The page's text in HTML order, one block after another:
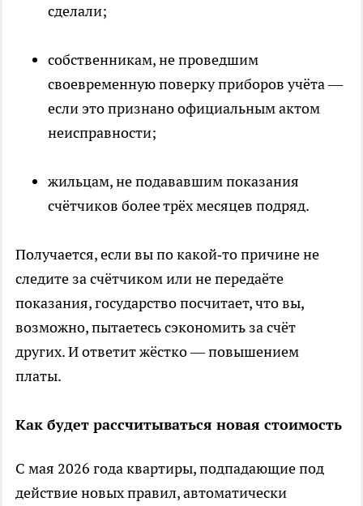
сделали;
собственникам, не проведшим
своевременную поверку приборов учёта —
если это признано официальным актом
неисправности;
жильцам, не подававшим показания
счётчиков более трёх месяцев подряд.
Получается, если вы по какой‑то причине не
следите за счётчиком или не передаёте
показания, государство посчитает, что вы,
возможно, пытаетесь сэкономить за счёт
других. И ответит жёстко — повышением
платы.
Как будет рассчитываться новая стоимость
С мая 2026 года квартиры, подпадающие под
действие новых правил, автоматически